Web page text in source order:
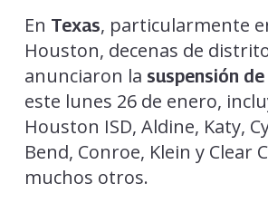
En Texas, particularmente
Houston, decenas de
anunciaron la suspensión
este lunes 26 de enero,
Houston ISD, Aldine, Katy,
Bend, Conroe, Klein y Clear
muchos otros.